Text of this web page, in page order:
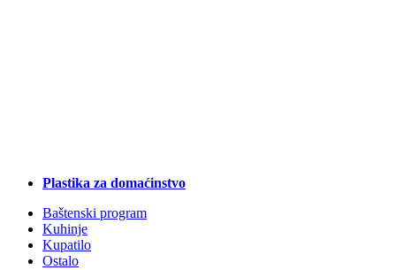
Plastika za domaćinstvo
Baštenski program
Kuhinje
Kupatilo
Ostalo